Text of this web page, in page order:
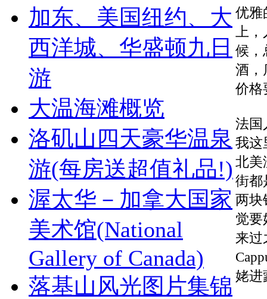
加东、美国纽约、大
西洋城、华盛顿九日
游
大温海滩概览
洛矶山四天豪华温泉
游(每房送超值礼品!)
渥太华－加拿大国家
美术馆(National
Gallery of Canada)
落基山风光图片集锦
优雅
上
候，
酒，
价格
法国
我这
北美
街都
两块
觉要
来过
姥进